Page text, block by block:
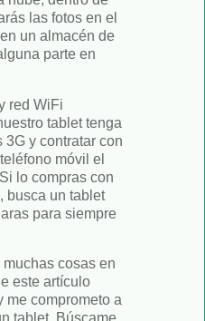
las fotos en el
un almacén de
parte en
red WiFi
tablet tenga
y contratar con
móvil el
lo compras con
busca un tablet
para siempre
cosas en
este artículo
me comprometo a